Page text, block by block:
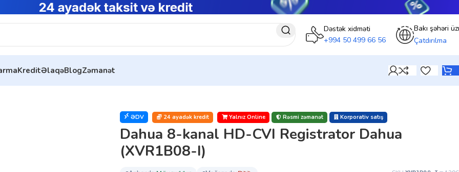
Dəstək xidməti
+994 50 499 66 56
Bakı şəhəri
Çatdırılma
KreditƏlaqəBlogZəmanət
ƏDV 24 ayadək kredit Yalnız Online Rəsmi zəmanət Korporativ satış
Dahua 8-kanal HD-CVI Registrator Dahua
(XVR1B08-I)